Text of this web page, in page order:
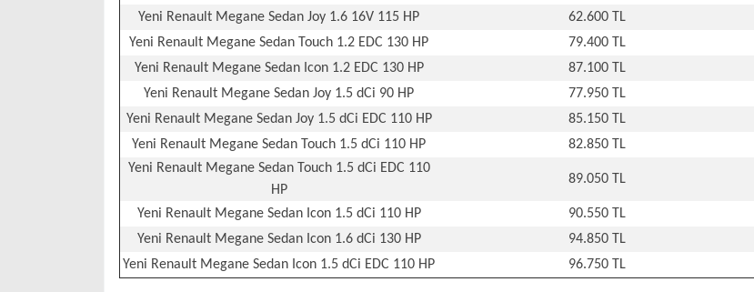
Yeni Renault Megane Sedan Joy 1.6 16V 115 HP
62.600 TL
Yeni Renault Megane Sedan Touch 1.2 EDC 130 HP
79.400 TL
Yeni Renault Megane Sedan Icon 1.2 EDC 130 HP
87.100 TL
Yeni Renault Megane Sedan Joy 1.5 dCi 90 HP
77.950 TL
Yeni Renault Megane Sedan Joy 1.5 dCi EDC 110 HP
85.150 TL
Yeni Renault Megane Sedan Touch 1.5 dCi 110 HP
82.850 TL
Yeni Renault Megane Sedan Touch 1.5 dCi EDC 110
HP
89.050 TL
Yeni Renault Megane Sedan Icon 1.5 dCi 110 HP
90.550 TL
Yeni Renault Megane Sedan Icon 1.6 dCi 130 HP
94.850 TL
Yeni Renault Megane Sedan Icon 1.5 dCi EDC 110 HP
96.750 TL